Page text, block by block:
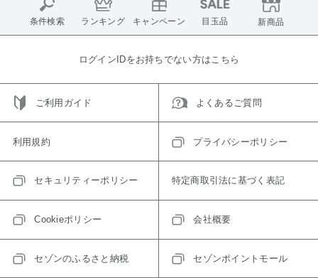
条件検索 ランキング キャンペーン 目玉品 新商品
ログインIDをお持ちでない方はこちら
ご利用ガイド よくあるご質問
利用規約 プライバシーポリシー
セキュリティーポリシー 特定商取引法に基づく表記
Cookieポリシー 会社概要
セゾンのふるさと納税 セゾンポイントモール